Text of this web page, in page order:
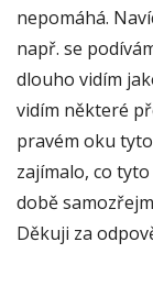
nepomáhá.
např. se
dlouho vidím
vidím některé
pravém oku
zajímalo, co
době
Děkuji za